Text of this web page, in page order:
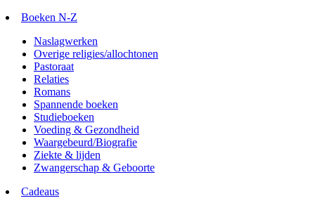
Boeken N-Z
Naslagwerken
Overige religies/allochtonen
Pastoraat
Relaties
Romans
Spannende boeken
Studieboeken
Voeding & Gezondheid
Waargebeurd/Biografie
Ziekte & lijden
Zwangerschap & Geboorte
Cadeaus